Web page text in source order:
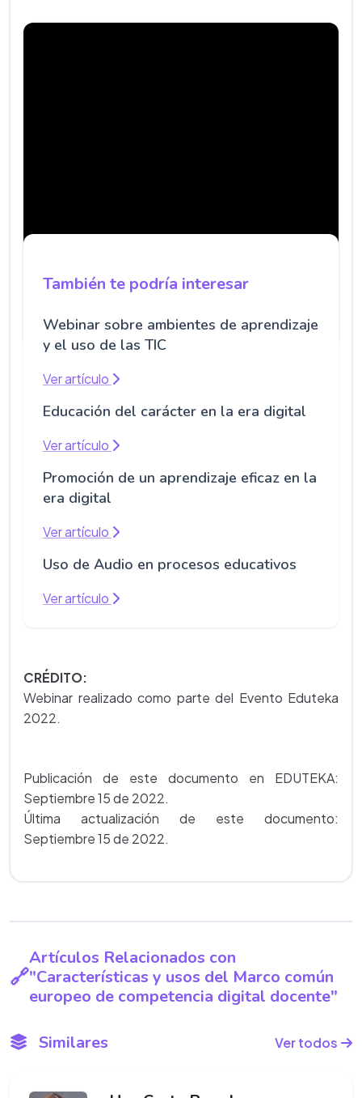
También te podría interesar
Webinar sobre ambientes de aprendizaje
y el uso de las TIC
Ver artículo
Educación del carácter en la era digital
Ver artículo
Promoción de un aprendizaje eficaz en la
era digital
Ver artículo
Uso de Audio en procesos educativos
Ver artículo
CRÉDITO:
Webinar realizado como parte del Evento Eduteka
2022.
Publicación de este documento en EDUTEKA:
Septiembre 15 de 2022.
Última actualización de este documento:
Septiembre 15 de 2022.
Artículos Relacionados con
"Características y usos del Marco común
europeo de competencia digital docente"
Similares Ver todos